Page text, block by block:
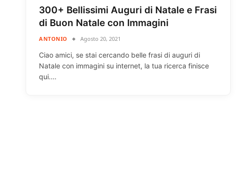
300+ Bellissimi Auguri di Natale e Frasi
di Buon Natale con Immagini
ANTONIO Agosto 20, 2021
Ciao amici, se stai cercando belle frasi di auguri di
Natale con immagini su internet, la tua ricerca finisce
qui.…